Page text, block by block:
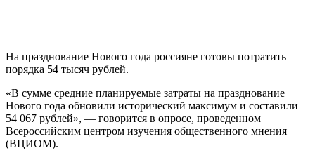
На празднование Нового года россияне готовы потратить
порядка 54 тысяч рублей.
«В сумме средние планируемые затраты на празднование
Нового года обновили исторический максимум и составили
54 067 рублей», — говорится в опросе, проведенном
Всероссийским центром изучения общественного мнения
(ВЦИОМ).